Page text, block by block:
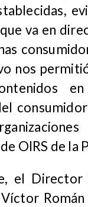
va en
nos
OIRS de la
el Director
Víctor